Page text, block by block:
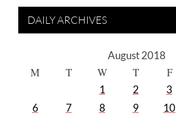
DAILY ARCHIVES
August 2018
M T W T F
1 2 3
6
7 8 9 10